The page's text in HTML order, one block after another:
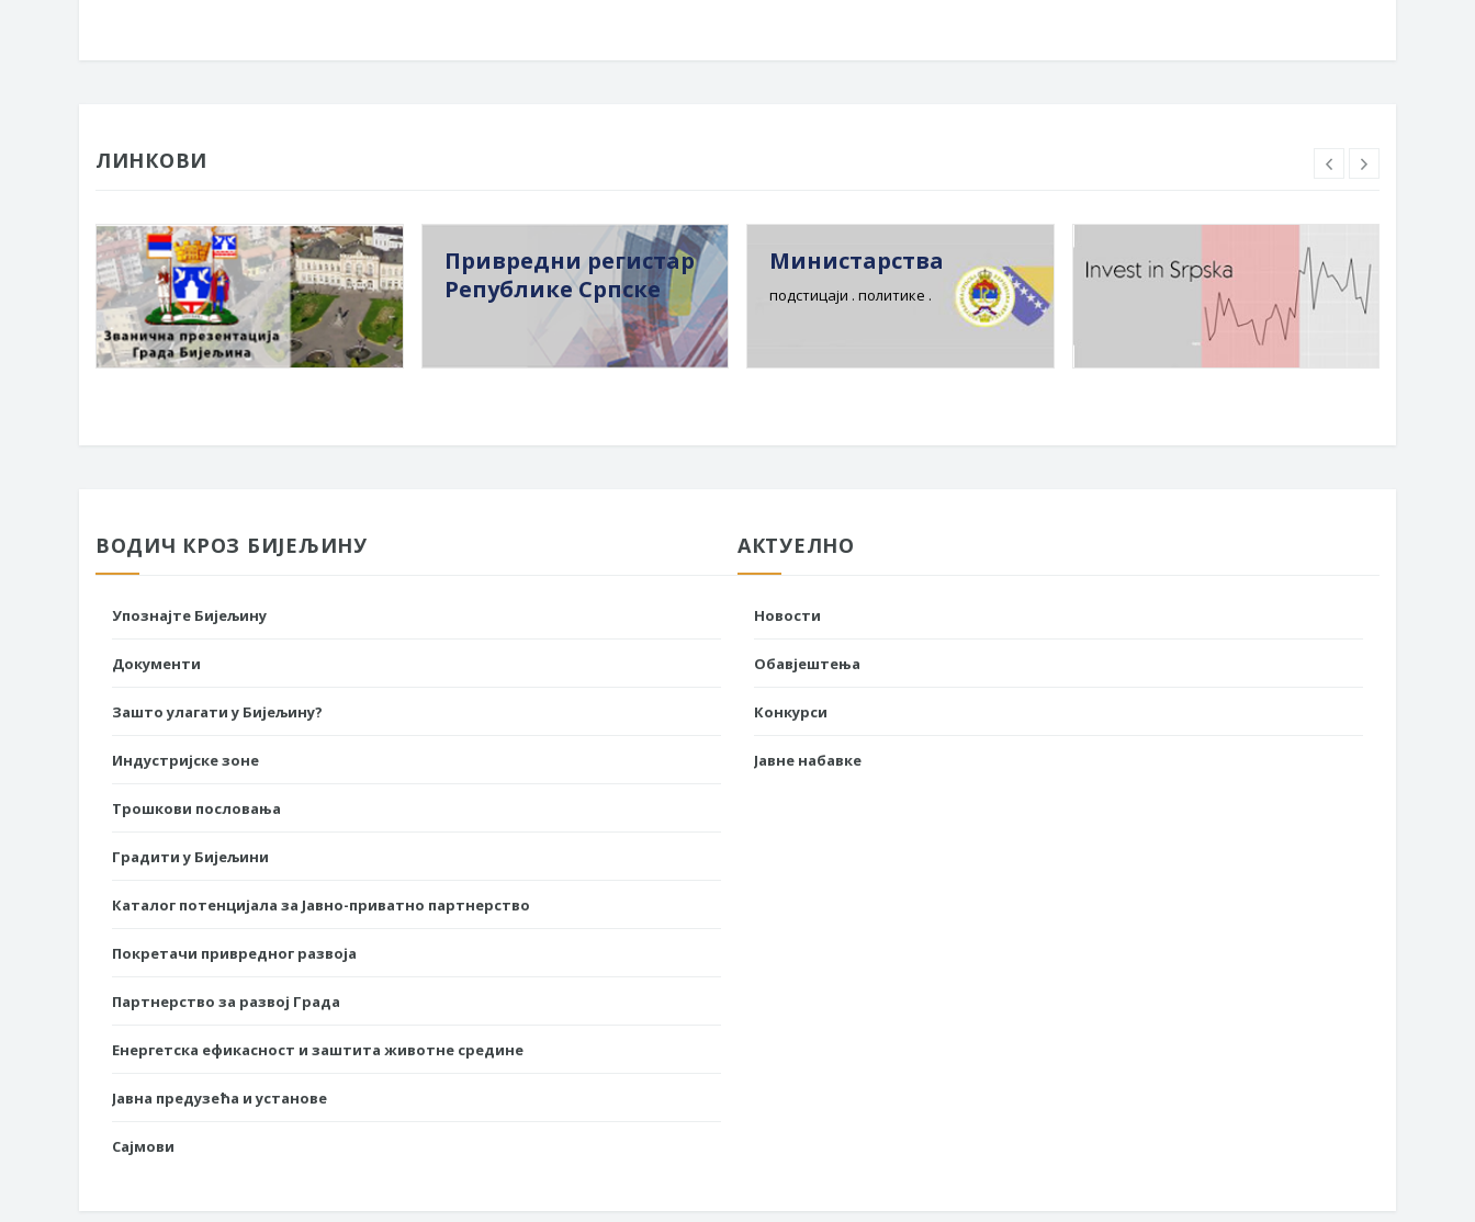
ЛИНКОВИ
Привредни регистар
Републике Српске
Министарства
подстицаји . политике .
ВОДИЧ КРОЗ БИЈЕЉИНУ
Упознајте Бијељину
Документи
Зашто улагати у Бијељину?
Индустријске зоне
Трошкови пословања
Градити у Бијељини
Каталог потенцијала за Јавно-приватно партнерство
Покретачи привредног развоја
Партнерство за развој Града
Енергетска ефикасност и заштита животне средине
Јавна предузећа и установе
Сајмови
АКТУЕЛНО
Новости
Обавјештења
Конкурси
Јавне набавке